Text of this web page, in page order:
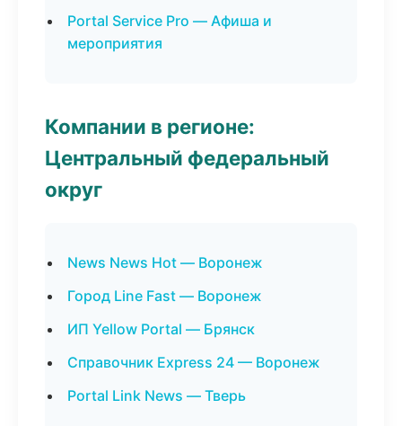
Portal Service Pro — Афиша и
мероприятия
Компании в регионе:
Центральный федеральный
округ
News News Hot — Воронеж
Город Line Fast — Воронеж
ИП Yellow Portal — Брянск
Справочник Express 24 — Воронеж
Portal Link News — Тверь